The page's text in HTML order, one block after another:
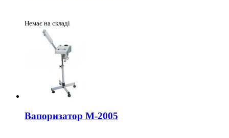
Немає на складі
Вапоризатор М-2005